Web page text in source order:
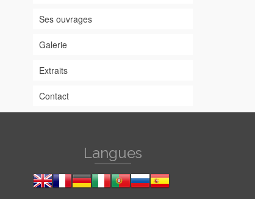
Ses ouvrages
Galerie
Extraits
Contact
Langues